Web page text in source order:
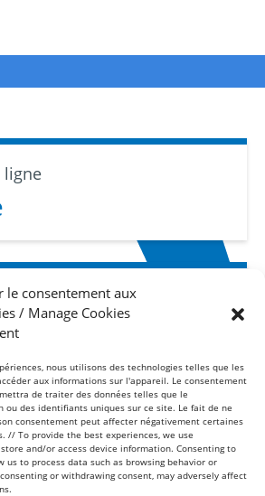
le consentement aux
/ Manage Cookies
nous utilisons des technologies telles que les
aux informations sur l'appareil. Le consentement
de traiter des données telles que le
ou des identifiants uniques sur ce site. Le fait de ne
consentement peut affecter négativement certaines
// To provide the best experiences, we use
and/or access device information. Consenting to
us to process data such as browsing behavior or
or withdrawing consent, may adversely affect
ligne